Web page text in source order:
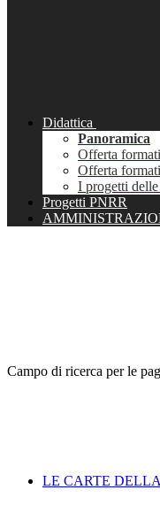
Didattica
Panoramica
Offerta
Offerta
I progetti delle
Progetti PNRR
Campo di ricerca per le
LE CARTE